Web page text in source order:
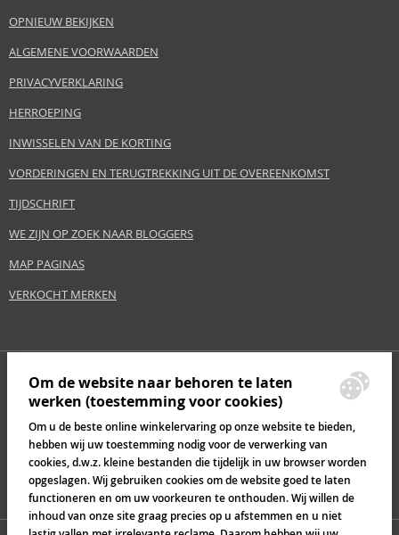
OPNIEUW BEKIJKEN
ALGEMENE VOORWAARDEN
PRIVACYVERKLARING
HERROEPING
INWISSELEN VAN DE KORTING
VORDERINGEN EN TERUGTREKKING UIT DE OVEREENKOMST
TIJDSCHRIFT
WE ZIJN OP ZOEK NAAR BLOGGERS
MAP PAGINAS
VERKOCHT MERKEN
Om de website naar behoren te laten
werken (toestemming voor cookies)
Om u de beste online winkelervaring op onze website te bieden,
hebben wij uw toestemming nodig voor de verwerking van
cookies, d.w.z. kleine bestanden die tijdelijk in uw browser worden
opgeslagen. Wij gebruiken cookies om de website goed te laten
functioneren en om uw voorkeuren te onthouden. Wij willen de
inhoud van onze site graag precies op u afstemmen en u niet